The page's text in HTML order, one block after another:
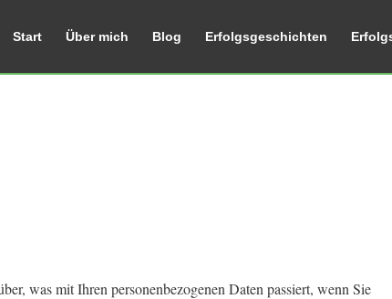
Start Über mich Blog Erfolgsgeschichten
was mit Ihren personenbezogenen Daten passiert, wenn Sie